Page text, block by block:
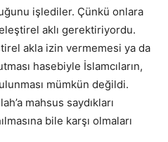
işlediler. Çünkü onlara
aklı gerektiriyordu.
akla izin vermemesi ya da
hasebiyle İslamcıların,
mümkün değildi.
mahsus saydıkları
bile karşı olmaları